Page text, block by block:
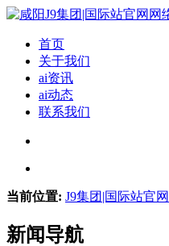
首页
关于我们
ai资讯
ai动态
联系我们
当前位置: J9集团|国际站官网
新闻导航